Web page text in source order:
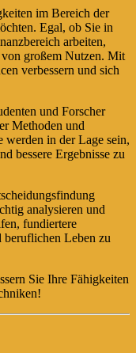
im Bereich der
Egal, ob Sie in
arbeiten,
großem Nutzen. Mit
verbessern und sich
und Forscher
Methoden und
werden in der Lage sein,
bessere Ergebnisse zu
analysieren und
fundiertere
beruflichen Leben zu
Sie Ihre Fähigkeiten